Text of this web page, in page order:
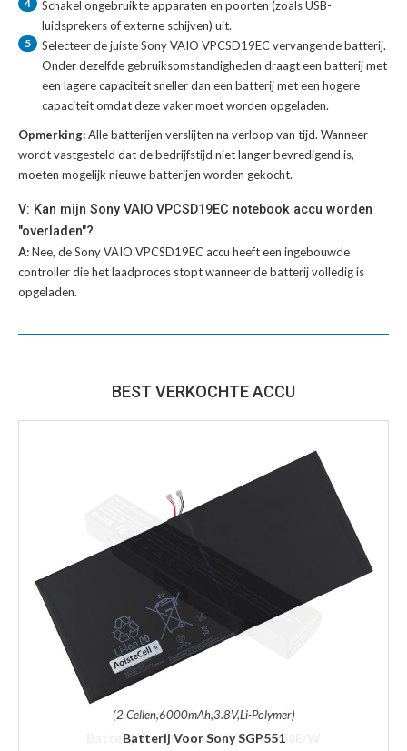
4
Schakel ongebruikte apparaten en poorten (zoals USB-
luidsprekers of externe schijven) uit.
5 Selecteer de juisteSony VAIO VPCSD19EC vervangende batterij.
Onder dezelfde gebruiksomstandigheden draagt een batterij met
een lagere capaciteit sneller dan een batterij met een hogere
capaciteit omdat deze vaker moet worden opgeladen.
Opmerking:Alle batterijen verslijten na verloop van tijd. Wanneer
wordt vastgesteld dat de bedrijfstijd niet langer bevredigend is,
moeten mogelijk nieuwe batterijen worden gekocht.
V: Kan mijn Sony VAIO VPCSD19EC notebook accu worden
"overladen"?
A:Nee, de Sony VAIO VPCSD19EC accu heeft een ingebouwde
controller die het laadproces stopt wanneer de batterij volledig is
opgeladen.
BEST VERKOCHTE ACCU
(2 Cellen,6000mAh,3.8V,Li-Polymer)
Batterij Voor Sony SGP551